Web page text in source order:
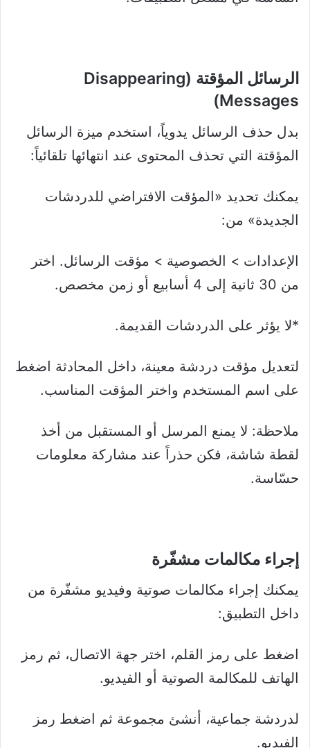
الرسائل المؤقتة (Disappearing
Messages)
بدل حذف الرسائل يدوياً، استخدم ميزة الرسائل
المؤقتة التي تحذف المحتوى عند انتهائها تلقائياً:
يمكنك تحديد «المؤقت الافتراضي للدردشات
الجديدة» من:
الإعدادات > الخصوصية > مؤقت الرسائل. اختر
من 30 ثانية إلى 4 أسابيع أو زمن مخصص.
*لا يؤثر على الدردشات القديمة.
لتعديل مؤقت دردشة معينة، داخل المحادثة اضغط
على اسم المستخدم واختر المؤقت المناسب.
ملاحظة: لا يمنع المرسل أو المستقبل من أخذ
لقطة شاشة، فكن حذراً عند مشاركة معلومات
حسّاسة.
إجراء مكالمات مشفّرة
يمكنك إجراء مكالمات صوتية وفيديو مشفّرة من
داخل التطبيق:
اضغط على رمز القلم، اختر جهة الاتصال، ثم رمز
الهاتف للمكالمة الصوتية أو الفيديو.
لدردشة جماعية، أنشئ مجموعة ثم اضغط رمز
الفيديو.